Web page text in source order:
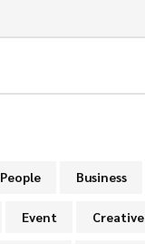
People Business
Event Creative